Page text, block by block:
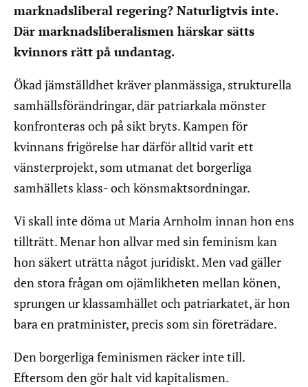
marknadsliberal regering? Naturligtvis inte.
Där marknadsliberalismen härskar sätts
kvinnors rätt på undantag.
Ökad jämställdhet kräver planmässiga, strukturella
samhällsförändringar, där patriarkala mönster
konfronteras och på sikt bryts. Kampen för
kvinnans frigörelse har därför alltid varit ett
vänsterprojekt, som utmanat det borgerliga
samhällets klass- och könsmaktsordningar.
Vi skall inte döma ut Maria Arnholm innan hon ens
tillträtt. Menar hon allvar med sin feminism kan
hon säkert uträtta något juridiskt. Men vad gäller
den stora frågan om ojämlikheten mellan könen,
sprungen ur klassamhället och patriarkatet, är hon
bara en pratminister, precis som sin företrädare.
Den borgerliga feminismen räcker inte till.
Eftersom den gör halt vid kapitalismen.